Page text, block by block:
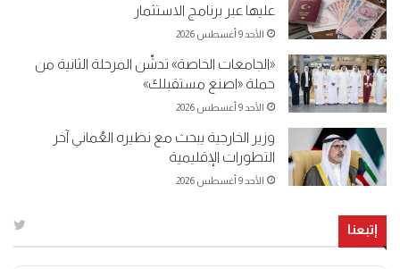
عليها عبر برنامج الاستثمار
الأحد 9 أغسطس 2026
«الجامعات الخاصة» تدشّن المرحلة الثانية من
حملة «اصنع مستقبلك»
الأحد 9 أغسطس 2026
وزير الخارجية يبحث مع نظيره العُماني آخر
التطورات الإقليمية
الأحد 9 أغسطس 2026
إتبعنا